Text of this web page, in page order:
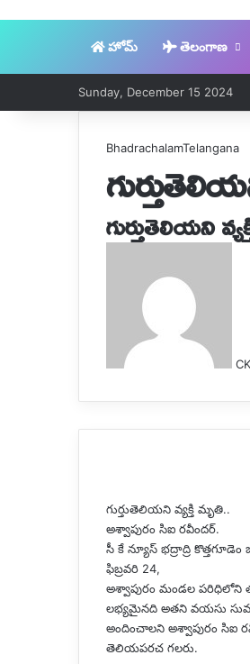
హోమ్ తెలంగాణ
Sunday, December 15 2024
BhadrachalamTelangana
గుర్తుతెలియని
గుర్తుతెలియని వ్యక్తి మృతి..
అశ్వాపురం సిఐ రవీందర్.
సీ కే న్యూస్ భద్రాద్రి
ఫిబ్రవరి 24,
అశ్వాపురం మండల పరిధిలోని
లభ్యమైనది అతని వయసు
అందించాలని అశ్వాపురం సిఐ
తెలియపరచ గలరు.